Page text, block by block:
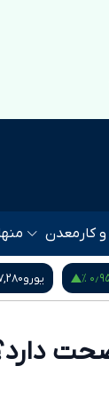
کار معدن
درهم امارات 51,571۱٫۱۴ %